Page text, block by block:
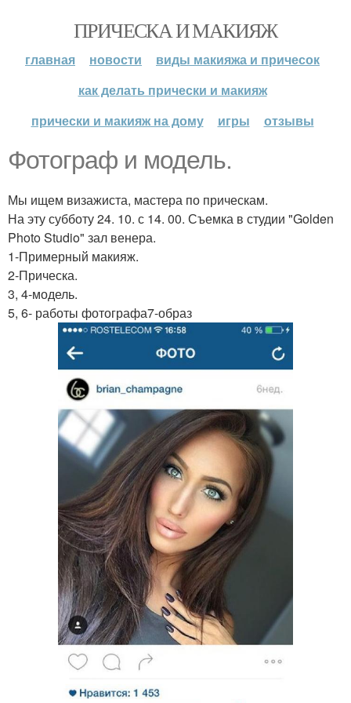
ПРИЧЕСКА И МАКИЯЖ
главная новости
виды макияжа и причесок
как делать прически и макияж
прически и макияж на дому
игры отзывы
Фотограф и модель.
Мы ищем визажиста, мастера по прическам.
На эту субботу 24. 10. с 14. 00. Съемка в студии "Golden
Photo Studio" зал венера.
1-Примерный макияж.
2-Прическа.
3, 4-модель.
5, 6- работы фотографа7-образ